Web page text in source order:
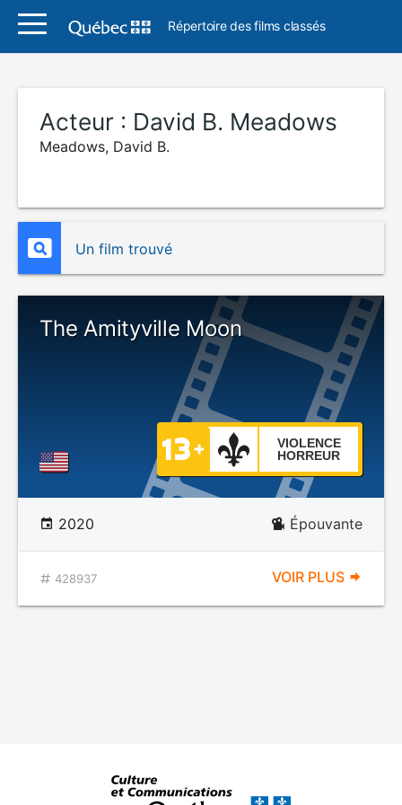
Répertoire des films classés
Acteur : David B. Meadows
Meadows, David B.
Un film trouvé
The Amityville Moon
VIOLENCE
HORREUR
2020 Épouvante
428937 VOIR PLUS